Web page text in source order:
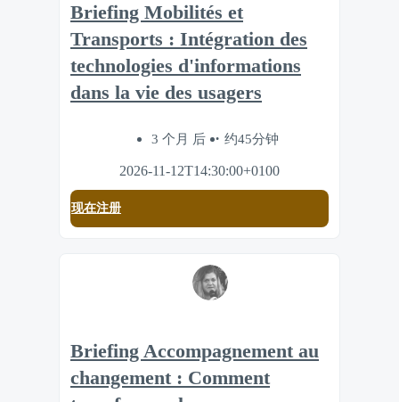
Briefing Mobilités et
Transports : Intégration des
technologies d'informations
dans la vie des usagers
3 个月 后 约45分钟
2026-11-12T14:30:00+0100
现在注册
Briefing Accompagnement au
changement : Comment